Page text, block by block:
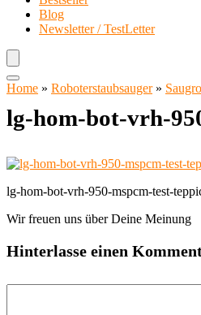
Blog
Newsletter / TestLetter
Home » Roboterstaubsauger»
lg-hom-bot-vrh-
lg-hom-bot-vrh-950-mspcm-test-
Wir freuen uns über Deine Meinung
Hinterlasse einen